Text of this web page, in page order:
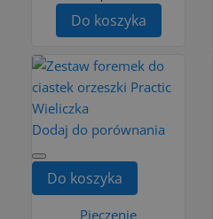
Do koszyka
Dodaj do porównania
Do koszyka
Pieczenie